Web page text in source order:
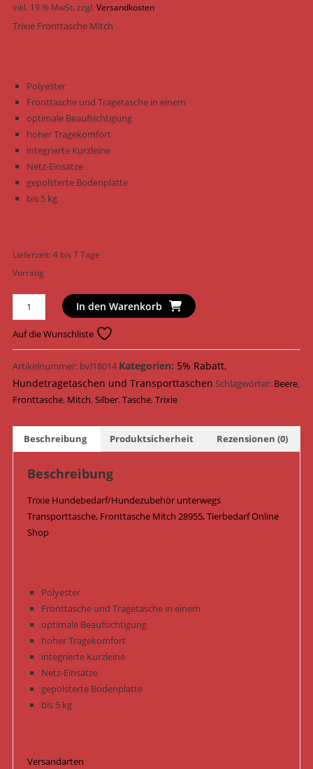
inkl. 19 % MwSt. zzgl. Versandkosten
Trixie Fronttasche Mitch
Polyester
Fronttasche und Tragetasche in einem
optimale Beaufsichtigung
hoher Tragekomfort
integrierte Kurzleine
Netz-Einsätze
gepolsterte Bodenplatte
bis 5 kg
Lieferzeit:4 bis 7 Tage
Vorrätig
Trixie
unterwegs
Fronttasche
Mitch
28955
/
Silber/Beere
In den Warenkorb
Auf die Wunschliste
Artikelnummer: bvl18014 Kategorien: 5% Rabatt,
Hundetragetaschen und Transporttaschen Schlagwörter: Beere,
Fronttasche, Mitch,Silber,Tasche,Trixie
Beschreibung Produktsicherheit Rezensionen (0)
Beschreibung
Trixie Hundebedarf/Hundezubehör unterwegs
Transporttasche, Fronttasche Mitch 28955, Tierbedarf Online
Shop
Polyester
Fronttasche und Tragetasche in einem
optimale Beaufsichtigung
hoher Tragekomfort
integrierte Kurzleine
Netz-Einsätze
gepolsterte Bodenplatte
bis 5 kg
Versandarten